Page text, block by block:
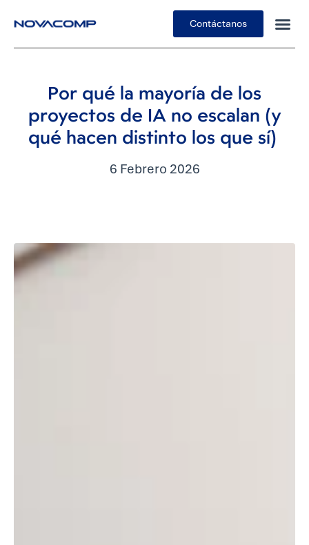
Contáctanos
Por qué la mayoría de los
proyectos de IA no escalan (y
qué hacen distinto los que sí)
6 Febrero 2026